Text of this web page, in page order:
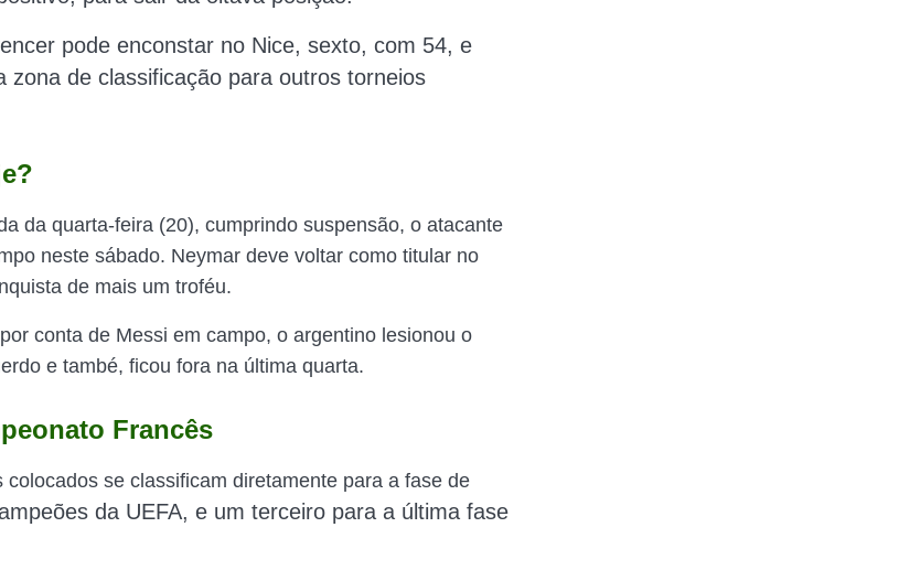
pode enconstar no Nice, sexto, com 54, e
zona de classificação para outros torneios
da quarta-feira (20), cumprindo suspensão, o atacante
neste sábado. Neymar deve voltar como titular no
de mais um troféu.
conta de Messi em campo, o argentino lesionou o
e també, ficou fora na última quarta.
Francês
colocados se classificam diretamente para a fase de
da UEFA, e um terceiro para a última fase